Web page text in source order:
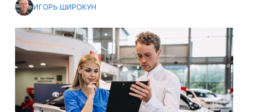
ИГОРЬ ШИРОКУН